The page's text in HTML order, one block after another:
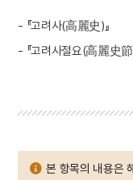
- 『고려사(高麗史)』
- 『고려사절요(高麗史節
본 항목의 내용은